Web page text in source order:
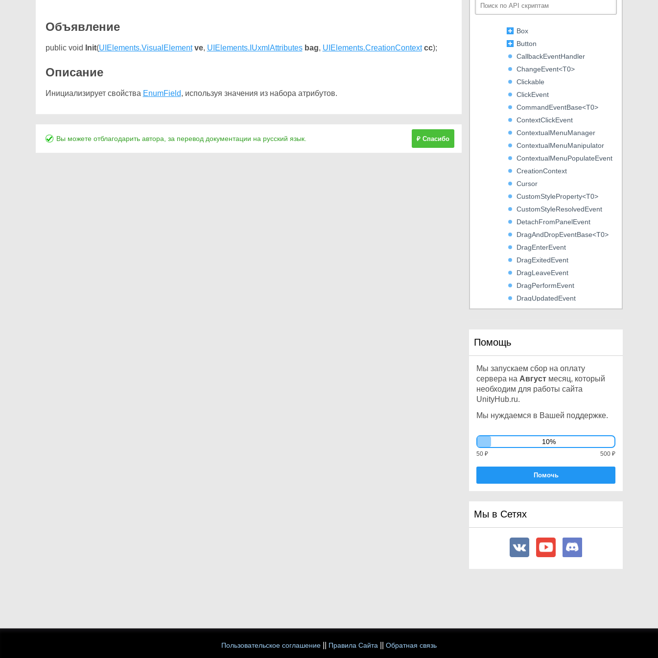
Объявление
public void Init(UIElements.VisualElement ve, UIElements.IUxmlAttributes bag, UIElements.CreationContext cc);
Описание
Инициализирует свойства EnumField, используя значения из набора атрибутов.
Вы можете отблагодарить автора, за перевод документации на русский язык. ₽ Спасибо
UxmlTraits
Box
Button
CallbackEventHandler
ChangeEvent<T0>
Clickable
ClickEvent
CommandEventBase<T0>
ContextClickEvent
ContextualMenuManager
ContextualMenuManipulator
ContextualMenuPopulateEvent
CreationContext
Cursor
CustomStyleProperty<T0>
CustomStyleResolvedEvent
DetachFromPanelEvent
DragAndDropEventBase<T0>
DragEnterEvent
DragExitedEvent
DragLeaveEvent
DragPerformEvent
DragUpdatedEvent
DropdownMenu
EventBase
EventBase<T0>
EventDispatcher
EventDispatcherGate
Focusable
FocusEvent
FocusOutEvent
Foldout
GeometryChangedEvent
HelpBox
INotifyValueChangedExtension
Помощь
Мы запускаем сбор на оплату
сервера на Август месяц, который
необходим для работы сайта
UnityHub.ru.
Мы нуждаемся в Вашей поддержке.
10%
500 ₽
50 ₽
Помочь
Мы в Сетях
Пользовательское соглашение Правила Сайта Обратная связь